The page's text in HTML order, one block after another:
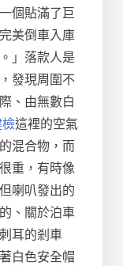
個貼滿了巨
美倒車入庫
」落款人是
發現周圍不
、由無數白
這裡的空氣
混合物，而
重，有時像
喇叭發出的
、關於泊車
耳的剎車
白色安全帽